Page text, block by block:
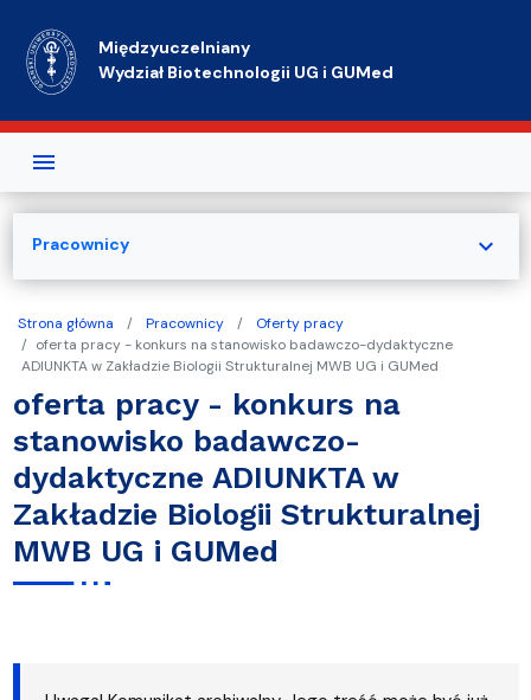
Międzyuczelniany
Wydział Biotechnologii UG i GUMed
Strona główna Pracownicy
Oferty pracy
oferta pracy - konkurs na stanowisko badawczo-dydaktyczne
ADIUNKTA w Zakładzie Biologii Strukturalnej MWB UG i GUMed
oferta pracy - konkurs na
stanowisko badawczo-
dydaktyczne ADIUNKTA w
Zakładzie Biologii Strukturalnej
MWB UG i GUMed
Pracownicy expand_more